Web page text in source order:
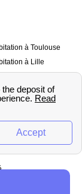
à Toulouse
à Lille